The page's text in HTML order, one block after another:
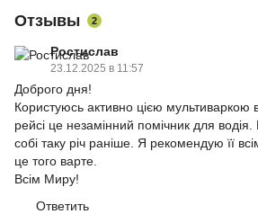
Отзывы 2
Ростислав
23.12.2025 в 11:57
Доброго дня!
Користуюсь активно цією мультиваркою
рейсі це незамінний помічник для
собі таку річ раніше. Я рекомендую її
це того варте.
Всім Миру!
Ответить